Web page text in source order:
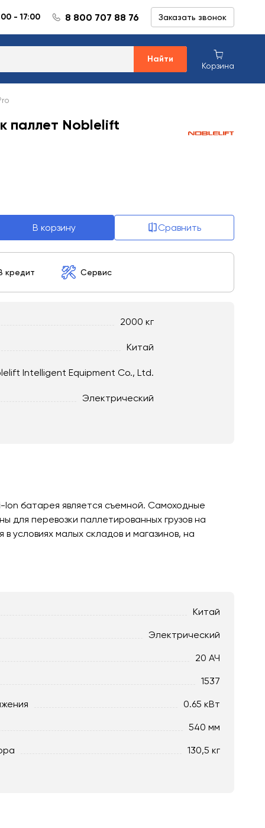
- 17:00 8 800 707 88 76 Заказать звонок
Найти
Корзина
паллет Noblelift
В корзину Сравнить
кредит Сервис
2000 кг
Китай
Intelligent Equipment Co., Ltd.
Электрический
батарея является съемной. Самоходные
для перевозки паллетированных грузов на
условиях малых складов и магазинов, на
Китай
Электрический
20 АЧ
1537
0.65 кВт
540 мм
130,5 кг